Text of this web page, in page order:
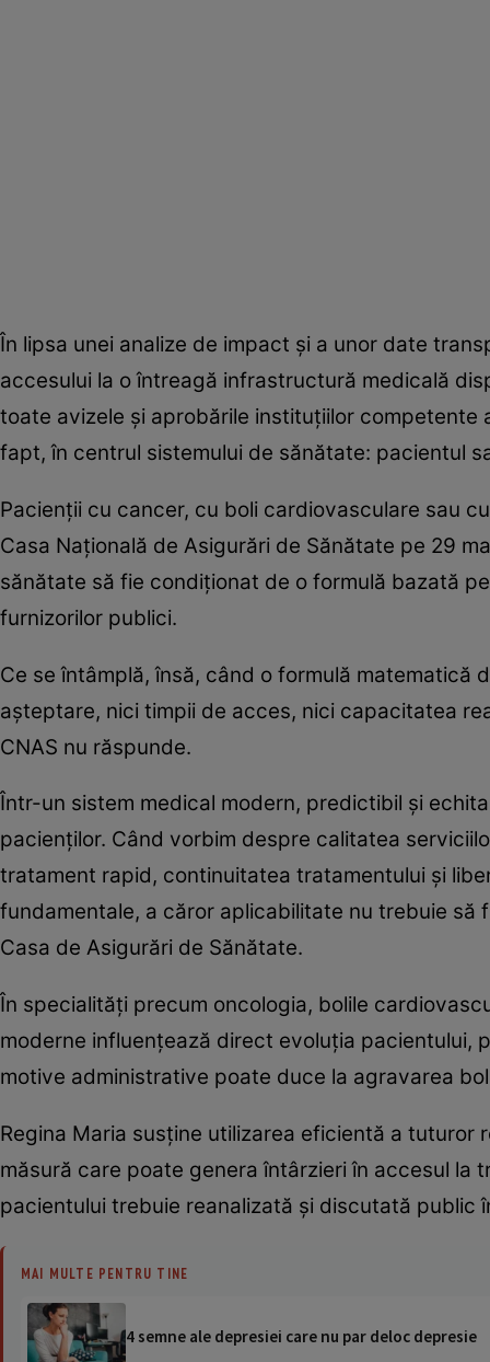
În lipsa unei analize de impact și a unor date
accesului la o întreagă infrastructură medicală
toate avizele și aprobările instituțiilor
fapt, în centrul sistemului de sănătate: pacientul
Pacienții cu cancer, cu boli cardiovasculare sau
Casa Națională de Asigurări de Sănătate pe 29
sănătate să fie condiționat de o formulă bazată
furnizorilor publici.
Ce se întâmplă, însă, când o formulă matematică
așteptare, nici timpii de acces, nici capacitatea
CNAS nu răspunde.
Într-un sistem medical modern, predictibil și
pacienților. Când vorbim despre calitatea
tratament rapid, continuitatea tratamentului și
fundamentale, a căror aplicabilitate nu trebuie
Casa de Asigurări de Sănătate.
În specialități precum oncologia, bolile
moderne influențează direct evoluția pacientului,
motive administrative poate duce la agravarea
Regina Maria susține utilizarea eficientă a
măsură care poate genera întârzieri în accesul
pacientului trebuie reanalizată și discutată public
MAI MULTE PENTRU TINE
4 semne ale depresiei care nu par deloc depresie